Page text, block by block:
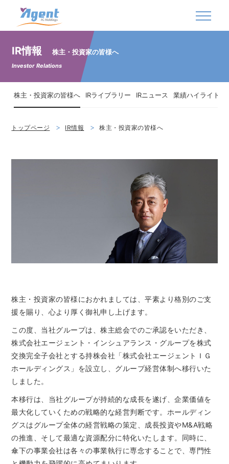
株式会社エージェントＩＧホールディングス
IR情報 株主・投資家の皆様へ
Investor Relations
株主・投資家の皆様へ IRライブラリー IRニュース 業績ハイライト
トップページ IR情報 株主・投資家の皆様へ
株主・投資家の皆様におかれましては、平素より格別のご支
援を賜り、心より厚く御礼申し上げます。
この度、当社グループは、株主総会でのご承認をいただき、
株式会社エージェント・インシュアランス・グループを株式
交換完全子会社とする持株会社「株式会社エージェントＩＧ
ホールディングス」を設立し、グループ経営体制へ移行いた
しました。
本移行は、当社グループが持続的な成長を遂げ、企業価値を
最大化していくための戦略的な経営判断です。ホールディン
グスはグループ全体の経営戦略の策定、成長投資やM&A戦略
の推進、そして最適な資源配分に特化いたします。同時に、
傘下の事業会社は各々の事業執行に専念することで、専門性